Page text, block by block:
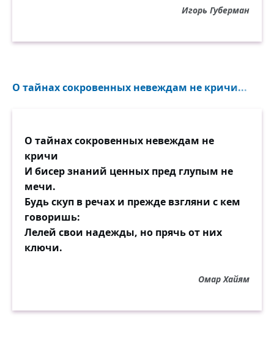
Игорь Губерман
О тайнах сокровенных невеждам не кричи...
О тайнах сокровенных невеждам не
кричи
И бисер знаний ценных пред глупым не
мечи.
Будь скуп в речах и прежде взгляни с кем
говоришь:
Лелей свои надежды, но прячь от них
ключи.
Омар Хайям